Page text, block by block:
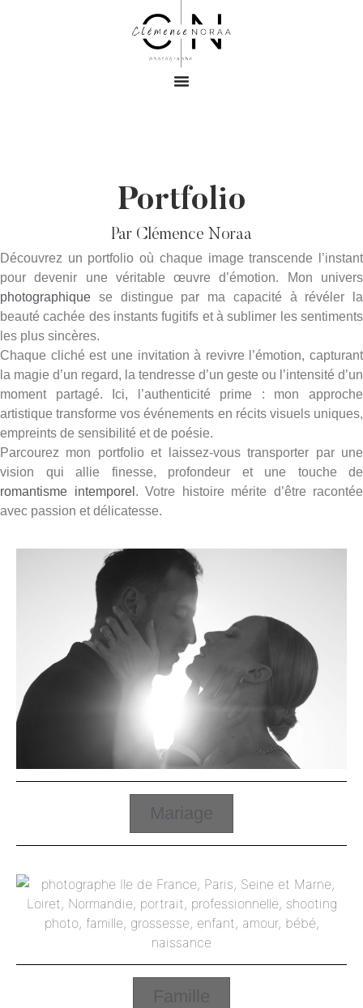
Portfolio
Par Clémence Noraa
Découvrez un portfolio où chaque image transcende l’instant
pour devenir une véritable œuvre d’émotion. Mon univers
photographique se distingue par ma capacité à révéler la
beauté cachée des instants fugitifs et à sublimer les sentiments
les plus sincères.
Chaque cliché est une invitation à revivre l’émotion, capturant
la magie d’un regard, la tendresse d’un geste ou l’intensité d’un
moment partagé. Ici, l’authenticité prime : mon approche
artistique transforme vos événements en récits visuels uniques,
empreints de sensibilité et de poésie.
Parcourez mon portfolio et laissez-vous transporter par une
vision qui allie finesse, profondeur et une touche de
romantisme intemporel . Votre histoire mérite d’être racontée
avec passion et délicatesse.
Mariage
Famille